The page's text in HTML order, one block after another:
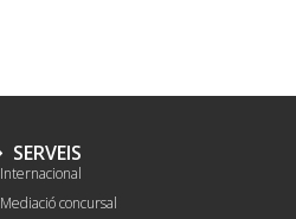
SERVEIS
Internacional
Mediació concursal